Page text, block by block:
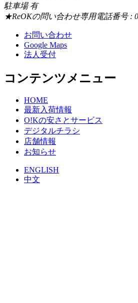
駐車場 有
★ReOKの問い合わせ専用電話番号 :
お問い合わせ
Google Maps
法人受付
コンテンツメニュー
HOME
最新入荷情報
O!Kの安さとサービス
デジタルチラシ
店舗情報
お知らせ
ENGLISH
中文